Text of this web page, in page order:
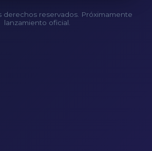
derechos reservados. Próximamente
lanzamiento oficial.